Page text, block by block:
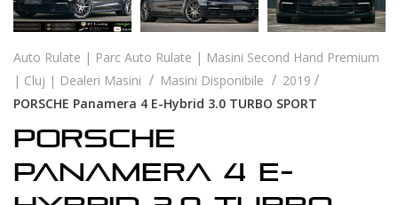
Auto Rulate | Parc Auto Rulate | Masini Second Hand Premium
| Cluj | Dealeri Masini
Masini Disponibile
2019
PORSCHE Panamera 4 E-Hybrid 3.0 TURBO SPORT
PORSCHE
Panamera 4 E-